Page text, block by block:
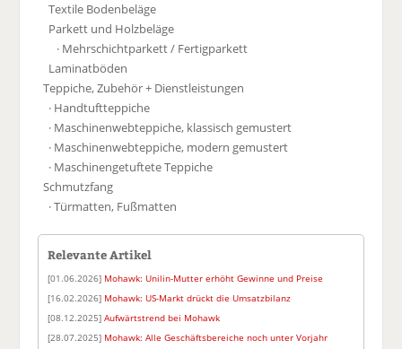
Textile Bodenbeläge
Parkett und Holzbeläge
· Mehrschichtparkett / Fertigparkett
Laminatböden
Teppiche, Zubehör + Dienstleistungen
· Handtuftteppiche
· Maschinenwebteppiche, klassisch gemustert
· Maschinenwebteppiche, modern gemustert
· Maschinengetuftete Teppiche
Schmutzfang
· Türmatten, Fußmatten
Relevante Artikel
[01.06.2026] Mohawk: Unilin-Mutter erhöht Gewinne und Preise
[16.02.2026] Mohawk: US-Markt drückt die Umsatzbilanz
[08.12.2025]Aufwärtstrend bei Mohawk
[28.07.2025] Mohawk: Alle Geschäftsbereiche noch unter Vorjahr